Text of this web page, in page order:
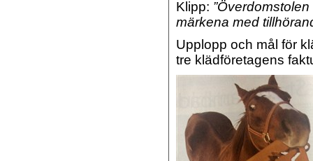
Klipp:
märkena med
Upplopp och mål för
tre klädföretagens